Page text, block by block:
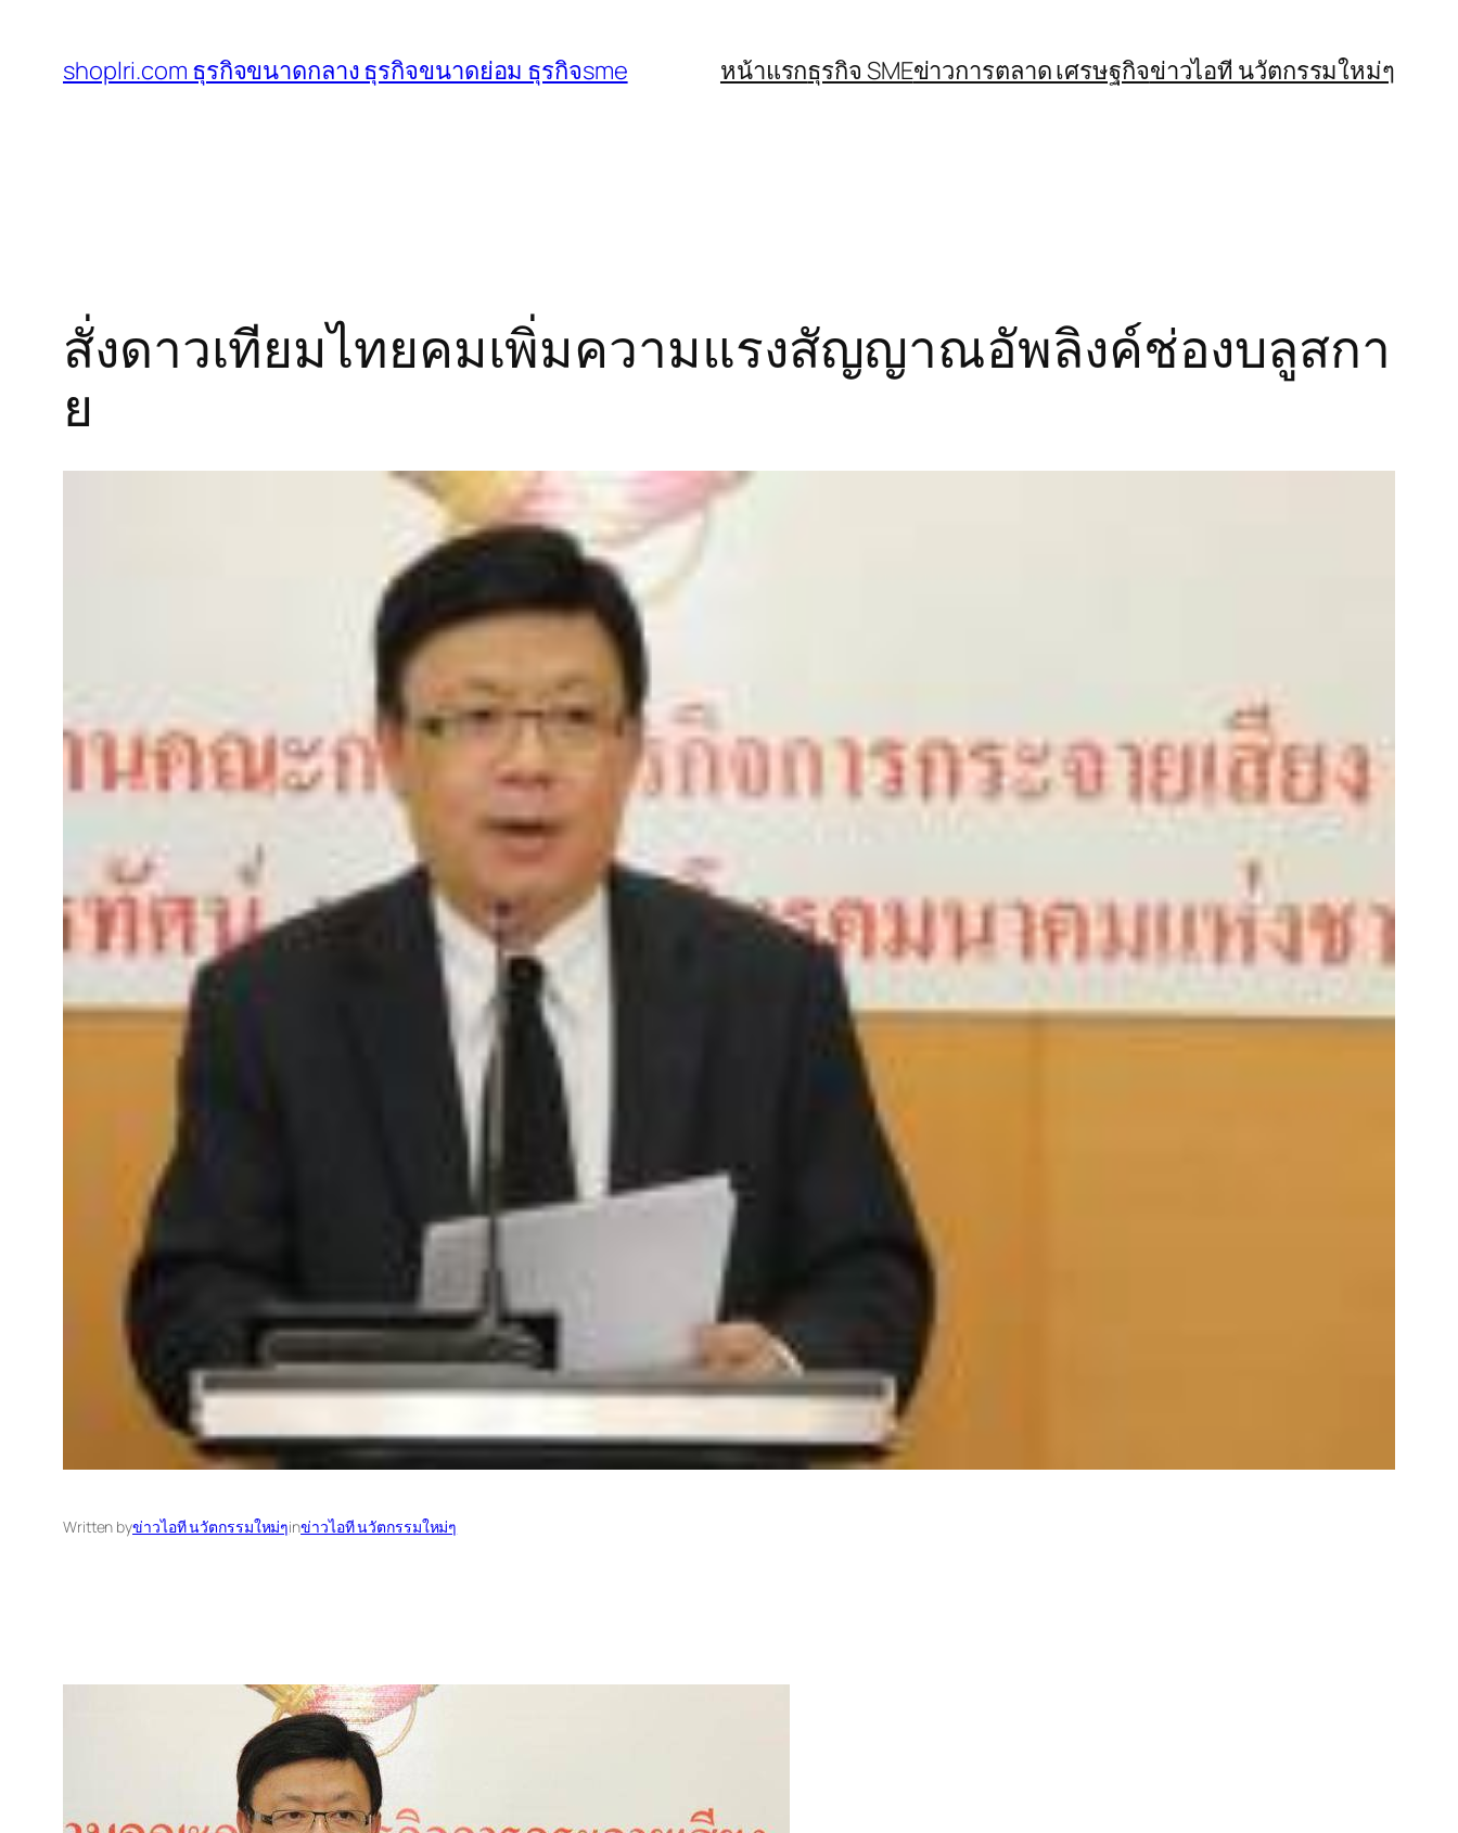
shoplri.com ธุรกิจขนาดกลาง ธุรกิจขนาดย่อม ธุรกิจsme หน้าแรกธุรกิจ SMEข่าวการตลาด เศรษฐกิจข่าวไอที นวัตกรรมใหม่ๆ
สั่งดาวเทียมไทยคมเพิ่มความแรงสัญญาณอัพลิงค์ช่องบลูสกา
ย
Written byข่าวไอที นวัตกรรมใหม่ๆinข่าวไอที นวัตกรรมใหม่ๆ